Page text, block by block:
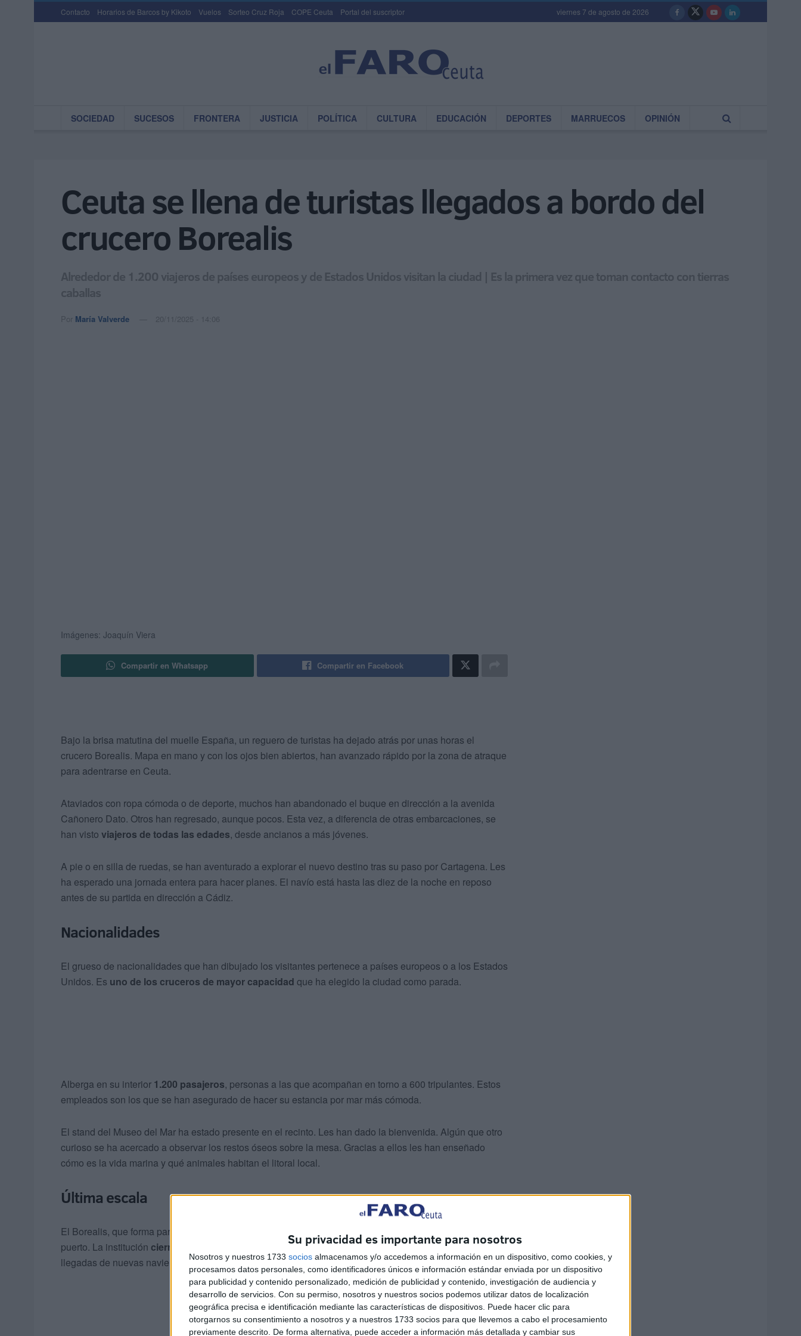
Su privacidad es importante para nosotros
Nosotros y nuestros 1733 socios almacenamos y/o accedemos a información en un dispositivo, como cookies, y
procesamos datos personales, como identificadores únicos e información estándar enviada por un dispositivo
para publicidad y contenido personalizado, medición de publicidad y contenido, investigación de audiencia y
desarrollo de servicios. Con su permiso, nosotros y nuestros socios podemos utilizar datos de localización
geográfica precisa e identificación mediante las características de dispositivos. Puede hacer clic para
otorgarnos su consentimiento a nosotros y a nuestros 1733 socios para que llevemos a cabo el procesamiento
previamente descrito. De forma alternativa, puede acceder a información más detallada y cambiar sus
Contacto Horarios de Barcos by Kikoto Vuelos Sorteo Cruz Roja COPE Ceuta Portal del suscriptor viernes 7 de agosto de 2026
SOCIEDAD SUCESOS FRONTERA JUSTICIA POLÍTICA CULTURA EDUCACIÓN DEPORTES MARRUECOS OPINIÓN
Ceuta se llena de turistas llegados a bordo del
crucero Borealis
Alrededor de 1.200 viajeros de países europeos y de Estados Unidos visitan la ciudad | Es la primera vez que toman contacto con tierras
caballas
Por María Valverde 20/11/2025 - 14:06
Imágenes: Joaquín Viera
Compartir en Whatsapp Compartir en Facebook
Bajo la brisa matutina del muelle España, un reguero de turistas ha dejado atrás por unas horas el
crucero Borealis. Mapa en mano y con los ojos bien abiertos, han avanzado rápido por la zona de atraque
para adentrarse en Ceuta.
Ataviados con ropa cómoda o de deporte, muchos han abandonado el buque en dirección a la avenida
Cañonero Dato. Otros han regresado, aunque pocos. Esta vez, a diferencia de otras embarcaciones, se
han visto viajeros de todas las edades, desde ancianos a más jóvenes.
A pie o en silla de ruedas, se han aventurado a explorar el nuevo destino tras su paso por Cartagena. Les
ha esperado una jornada entera para hacer planes. El navío está hasta las diez de la noche en reposo
antes de su partida en dirección a Cádiz.
Nacionalidades
El grueso de nacionalidades que han dibujado los visitantes pertenece a países europeos o a los Estados
Unidos. Es uno de los cruceros de mayor capacidad que ha elegido la ciudad como parada.
Alberga en su interior 1.200 pasajeros, personas a las que acompañan en torno a 600 tripulantes. Estos
empleados son los que se han asegurado de hacer su estancia por mar más cómoda.
El stand del Museo del Mar ha estado presente en el recinto. Les han dado la bienvenida. Algún que otro
curioso se ha acercado a observar los restos óseos sobre la mesa. Gracias a ellos les han enseñado
cómo es la vida marina y qué animales habitan el litoral local.
Última escala
El Borealis, que forma parte de la flota de Fred Olsen Cruise Lines, es el último en hacer escala en el
puerto. La institución cierra su agenda de cruceros
este jueves tras un año intenso de trabajo y de
llegadas de nuevas navieras.